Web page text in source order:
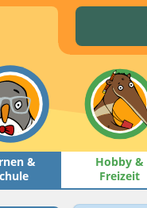
&
Hobby &
Freizeit